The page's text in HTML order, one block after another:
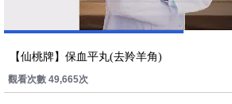
【仙桃牌】保血平丸(去羚羊角)
觀看次數 49,665次